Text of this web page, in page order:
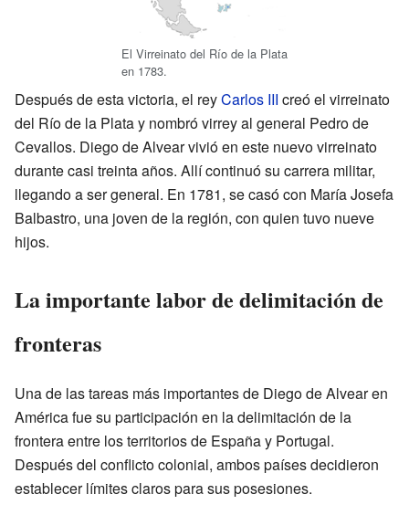
El Virreinato del Río de la Plata
en 1783.
Después de esta victoria, el reyCarlos III creó el virreinato
del Río de la Plata y nombró virrey al general Pedro de
Cevallos. Diego de Alvear vivió en este nuevo virreinato
durante casi treinta años. Allí continuó su carrera militar,
llegando a ser general. En 1781, se casó con María Josefa
Balbastro, una joven de la región, con quien tuvo nueve
hijos.
La importante labor de delimitación de
fronteras
Una de las tareas más importantes de Diego de Alvear en
América fue su participación en la delimitación de la
frontera entre los territorios de España y Portugal.
Después del conflicto colonial, ambos países decidieron
establecer límites claros para sus posesiones.